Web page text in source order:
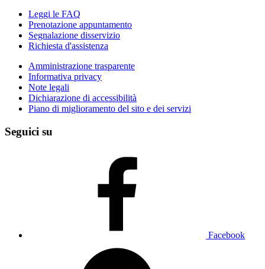
Leggi le FAQ
Prenotazione appuntamento
Segnalazione disservizio
Richiesta d'assistenza
Amministrazione trasparente
Informativa privacy
Note legali
Dichiarazione di accessibilità
Piano di miglioramento del sito e dei servizi
Seguici su
Facebook